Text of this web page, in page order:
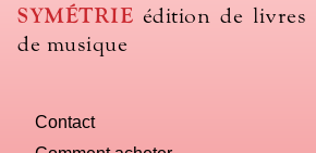
SYMÉTRIE édition de livres
de musique
Contact